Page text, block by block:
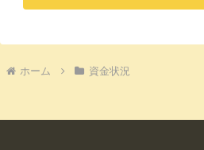
ホーム 資金状況